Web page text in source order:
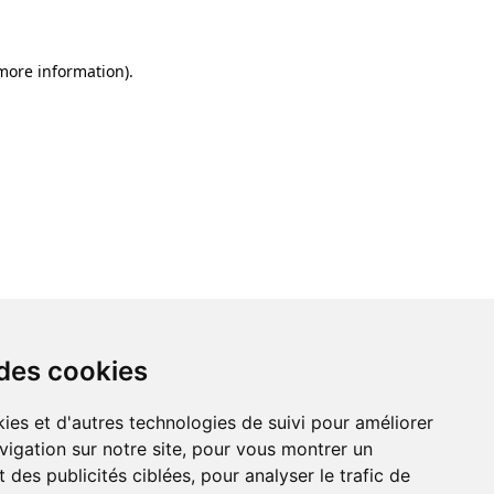
cookies
et d'autres technologies de suivi pour améliorer
sur notre site, pour vous montrer un
des publicités ciblées, pour analyser le trafic de
information).